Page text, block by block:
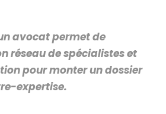
avocat permet de
réseau de spécialistes et
pour monter un dossier
expertise.